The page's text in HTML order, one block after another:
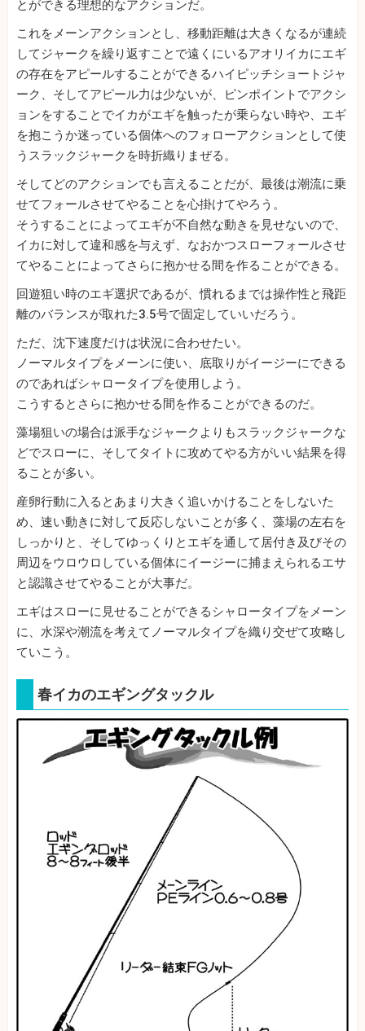
とができる理想的なアクションだ。
これをメーンアクションとし、移動距離は大きくなるが連続
してジャークを繰り返すことで遠くにいるアオリイカにエギ
の存在をアピールすることができるハイピッチショートジャ
ーク、そしてアピール力は少ないが、ピンポイントでアクシ
ョンをすることでイカがエギを触ったが乗らない時や、エギ
を抱こうか迷っている個体へのフォローアクションとして使
うスラックジャークを時折織りまぜる。
そしてどのアクションでも言えることだが、最後は潮流に乗
せてフォールさせてやることを心掛けてやろう。
そうすることによってエギが不自然な動きを見せないので、
イカに対して違和感を与えず、なおかつスローフォールさせ
てやることによってさらに抱かせる間を作ることができる。
回遊狙い時のエギ選択であるが、慣れるまでは操作性と飛距
離のバランスが取れた3.5号で固定していいだろう。
ただ、沈下速度だけは状況に合わせたい。
ノーマルタイプをメーンに使い、底取りがイージーにできる
のであればシャロータイプを使用しよう。
こうするとさらに抱かせる間を作ることができるのだ。
藻場狙いの場合は派手なジャークよりもスラックジャークな
どでスローに、そしてタイトに攻めてやる方がいい結果を得
ることが多い。
産卵行動に入るとあまり大きく追いかけることをしないた
め、速い動きに対して反応しないことが多く、藻場の左右を
しっかりと、そしてゆっくりとエギを通して居付き及びその
周辺をウロウロしている個体にイージーに捕まえられるエサ
と認識させてやることが大事だ。
エギはスローに見せることができるシャロータイプをメーン
に、水深や潮流を考えてノーマルタイプを織り交ぜて攻略し
ていこう。
春イカのエギングタックル